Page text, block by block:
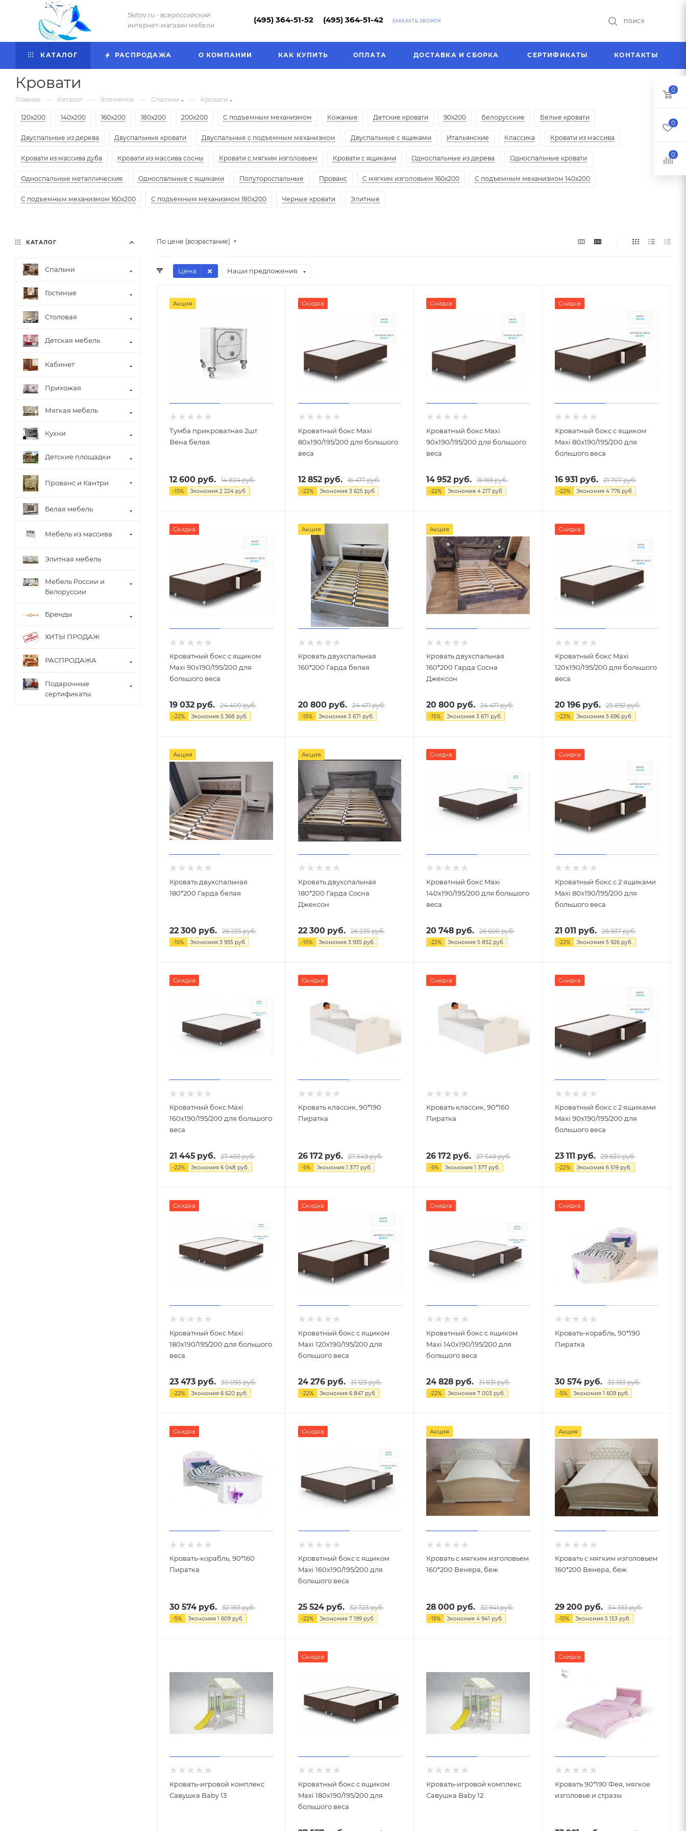
5kitov.ru - всероссийский
интернет-магазин мебели
(495) 364-51-52 (495) 364-51-42 ЗАКАЗАТЬ ЗВОНОК ПОИСК
КАТАЛОГ РАСПРОДАЖА О КОМПАНИИ КАК КУПИТЬ ОПЛАТА ДОСТАВКА И СБОРКА СЕРТИФИКАТЫ КОНТАКТЫ
Кровати
Главная — Каталог — Элементы — Спальни — Кровати
120х200 140х200 160х200 180х200 200х200 С подъемным механизмом Кожаные Детские кровати 90х200 Белорусские Белые кровати
Двуспальные из дерева Двуспальные кровати Двуспальные с подъемным механизмом Двуспальные с ящиками Итальянские Классика Кровати из массива
Кровати из массива дуба Кровати из массива сосны Кровати с мягким изголовьем Кровати с ящиками Односпальные из дерева Односпальные кровати
Односпальные металлические Односпальные с ящиками Полутороспальные Прованс С мягким изголовьем 160х200 С подъемным механизмом 140х200
С подъемным механизмом 160х200 С подъемным механизмом 180х200 Черные кровати Элитные
По цене (возрастание)
Цена Наши предложения
Акция
Тумба прикроватная 2шт
Вена белая
12 600 руб. 14 824руб.
-15% Экономия 2 224 руб.
Скидка
Кроватный бокс Maxi
80х190/195/200 для большого
веса
12 852руб. 16 477руб.
-22% Экономия 3 625руб.
Скидка
Кроватный бокс Maxi
90х190/195/200 для большого
веса
14 952 руб. 19 169руб.
-22% Экономия 4 217 руб.
Скидка
Кроватный бокс с ящиком
Maxi 80х190/195/200 для
большого веса
16 931 руб. 21 707руб.
-22% Экономия 4 776руб.
Скидка
Кроватный бокс с ящиком
Maxi 90х190/195/200 для
большого веса
19 032 руб. 24 400руб.
-22% Экономия 5 368 руб.
Акция
Кровать двухспальная
160*200 Гарда белая
20 800 руб. 24 471руб.
-15% Экономия 3 671 руб.
Акция
Кровать двухспальная
160*200 Гарда Сосна
Джексон
20 800 руб. 24 471руб.
-15% Экономия 3 671 руб.
Скидка
Кроватный бокс Maxi
120х190/195/200 для большого
веса
20 196руб. 25 892руб.
-22% Экономия 5 696руб.
Акция
Кровать двухспальная
180*200 Гарда белая
22 300 руб. 26 235руб.
-15% Экономия 3 935 руб.
Акция
Кровать двухспальная
180*200 Гарда Сосна
Джексон
22 300 руб. 26 235руб.
-15% Экономия 3 935руб.
Скидка
Кроватный бокс Maxi
140х190/195/200 для большого
веса
20 748 руб. 26 600руб.
-22% Экономия 5 852 руб.
Скидка
Кроватный бокс с 2 ящиками
Maxi 80х190/195/200 для
большого веса
21 011 руб. 26 937руб.
-22% Экономия 5 926руб.
Скидка
Кроватный бокс Maxi
160х190/195/200 для большого
веса
21 445 руб. 27 493руб.
-22% Экономия 6 048 руб.
Скидка
Кровать классик, 90*190
Пиратка
26 172руб. 27 549руб.
-5% Экономия 1 377руб.
Скидка
Кровать классик, 90*160
Пиратка
26 172 руб. 27 549руб.
-5% Экономия 1 377 руб.
Скидка
Кроватный бокс с 2 ящиками
Maxi 90х190/195/200 для
большого веса
23 111 руб. 29 630руб.
-22% Экономия 6 519руб.
Скидка
Кроватный бокс Maxi
180х190/195/200 для большого
веса
23 473 руб. 30 093руб.
-22% Экономия 6 620 руб.
Скидка
Кроватный бокс с ящиком
Maxi 120х190/195/200 для
большого веса
24 276руб. 31 123руб.
-22% Экономия 6 847руб.
Скидка
Кроватный бокс с ящиком
Maxi 140х190/195/200 для
большого веса
24 828 руб. 31 831руб.
-22% Экономия 7 003 руб.
Скидка
Кровать-корабль, 90*190
Пиратка
30 574руб. 32 183руб.
-5% Экономия 1 609руб.
Скидка
Кровать-корабль, 90*160
Пиратка
30 574 руб. 32 183руб.
-5% Экономия 1 609 руб.
Скидка
Кроватный бокс с ящиком
Maxi 160х190/195/200 для
большого веса
25 524руб. 32 723руб.
-22% Экономия 7 199руб.
Акция
Кровать с мягким изголовьем
160*200 Венера, беж
28 000 руб. 32 941руб.
-15% Экономия 4 941 руб.
Акция
Кровать с мягким изголовьем
160*200 Венера, беж
29 200 руб. 34 353руб.
-15% Экономия 5 153руб.
Кровать-игровой комплекс
Савушка Baby 13
Скидка
Кроватный бокс с ящиком
Maxi 180х190/195/200 для
большого веса
Кровать-игровой комплекс
Савушка Baby 12
Скидка
Кровать 90*190 Фея, мягкое
изголовье и стразы
КАТАЛОГ
Спальни
Гостиные
Столовая
Детская мебель
Кабинет
Прихожая
Мягкая мебель
Кухни
Детские площадки
Прованс и Кантри
Белая мебель
Мебель из массива
Элитная мебель
Мебель России и
Белоруссии
Бренды
ХИТЫ ПРОДАЖ
РАСПРОДАЖА
Подарочные
сертификаты
0
0
0